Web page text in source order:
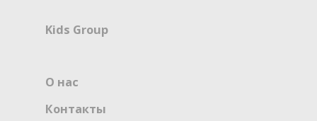
Kids Group
О нас
Контакты